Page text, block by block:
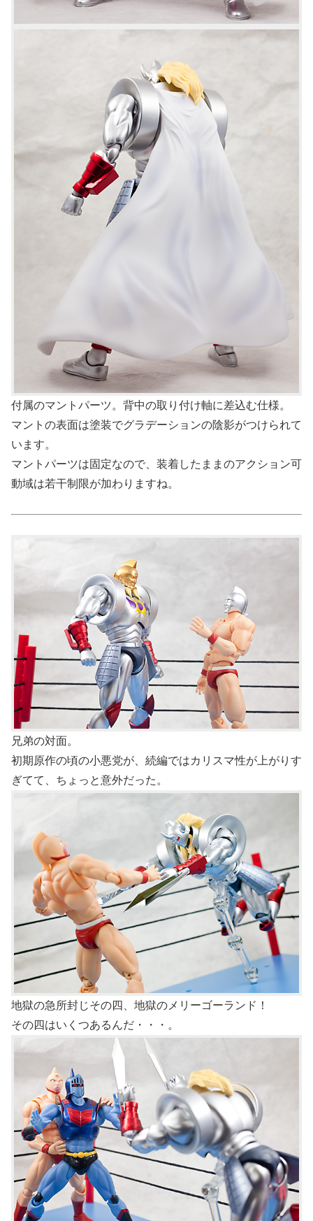
付属のマントパーツ。背中の取り付け軸に差込む仕様。
マントの表面は塗装でグラデーションの陰影がつけられて
います。
マントパーツは固定なので、装着したままのアクション可
動域は若干制限が加わりますね。
兄弟の対面。
初期原作の頃の小悪党が、続編ではカリスマ性が上がりす
ぎてて、ちょっと意外だった。
地獄の急所封じその四、地獄のメリーゴーランド！
その四はいくつあるんだ・・・。